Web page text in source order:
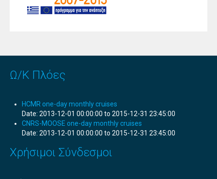
Ω/Κ Πλόες
HCMR one-day monthly cruises
Date: 2013-12-01 00:00:00 to 2015-12-31 23:45:00
CNRS-MOOSE one-day monthly cruises
Date: 2013-12-01 00:00:00 to 2015-12-31 23:45:00
Χρήσιμοι Σύνδεσμοι